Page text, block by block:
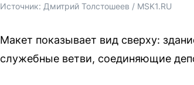
Источник: Дмитрий Толстошеев / MSK1.RU
Макет показывает вид сверху:
служебные ветви, соединяющие